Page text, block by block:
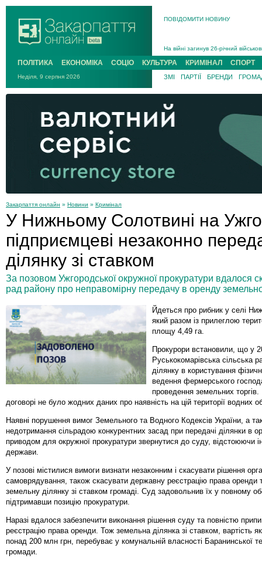
ПОВІДОМИТИ НОВИНУ
Підтвердили загибель
На війні загинув 26-річний
ПОЛІТИКА ЕКОНОМІКА СОЦІО КУЛЬТУРА КРИМІНАЛ СПОРТ
Неділя, 9 серпня 2026 ЗМІ ПАРТІЇ БРЕНДИ
Закарпаття онлайн » Новини » Кримінал
У Нижньому Солотвині на
підприємцеві незаконно
ділянку зі ставком
За позовом Ужгородської окружної прокуратури вдалося
рад району про неправомірну передачу в оренду
Йдеться про рибник у селі
який разом із прилеглою
площу 4,49 га.
Прокурори встановили, що у
Руськокомарівська сільська
ділянку в користування
ведення фермерського
проведення земельних
договорі не було жодних даних про наявність на цій території водних
Наявні порушення вимог Земельного та Водного Кодексів України, а
недотримання сільрадою конкурентних засад при передачі ділянки в
приводом для окружної прокуратури звернутися до суду, відстоюючи
держави.
У позові містилися вимоги визнати незаконним і скасувати рішення
самоврядування, також скасувати державну реєстрацію права оренди
земельну ділянку зі ставком громаді. Суд задовольнив їх у повному
підтримавши позицію прокуратури.
Наразі вдалося забезпечити виконання рішення суду та повністю
реєстрацію права оренди. Тож земельна ділянка зі ставком, вартість
понад 200 млн грн, перебуває у комунальній власності Баранинської
громади.